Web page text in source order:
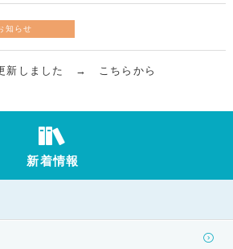
知らせ
更新しました → こちらから
新着情報